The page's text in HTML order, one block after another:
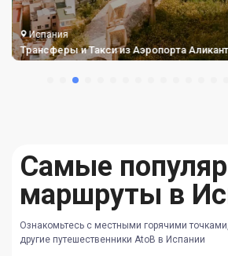
Испания
Трансферы и Такси из Аэропорта
Самые
маршруты в
Ознакомьтесь с местными горячими
другие путешественники AtoB в Испании